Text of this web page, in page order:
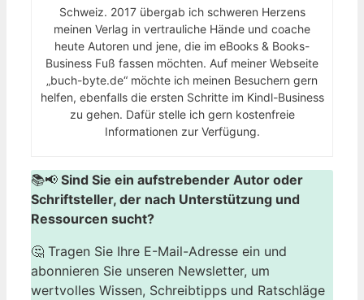
Schweiz. 2017 übergab ich schweren Herzens
meinen Verlag in vertrauliche Hände und coache
heute Autoren und jene, die im eBooks & Books-
Business Fuß fassen möchten. Auf meiner Webseite
„buch-byte.de“ möchte ich meinen Besuchern gern
helfen, ebenfalls die ersten Schritte im Kindl-Business
zu gehen. Dafür stelle ich gern kostenfreie
Informationen zur Verfügung.
📚📢 Sind Sie ein aufstrebender Autor oder
Schriftsteller, der nach Unterstützung und
Ressourcen sucht?
🤔 Tragen Sie Ihre E-Mail-Adresse ein und
abonnieren Sie unseren Newsletter, um
wertvolles Wissen, Schreibtipps und Ratschläge